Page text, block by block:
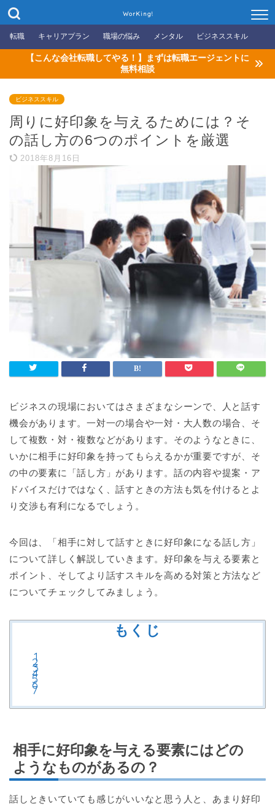
WorKing!
転職 キャリアプラン 職場の悩み メンタル ビジネススキル
【こんな会社転職してやる！】まずは転職エージェントに
無料相談
ビジネススキル
周りに好印象を与えるためには？そ
の話し方の6つのポイントを厳選
2018年8月16日
ビジネスの現場においてはさまざまなシーンで、人と話す
機会があります。一対一の場合や一対・大人数の場合、そ
して複数・対・複数などがあります。そのようなときに、
いかに相手に好印象を持ってもらえるかが重要ですが、そ
の中の要素に「話し方」があります。話の内容や提案・ア
ドバイスだけではなく、話すときの方法も気を付けるとよ
り交渉も有利になるでしょう。
今回は、「相手に対して話すときに好印象になる話し方」
について詳しく解説していきます。好印象を与える要素と
ポイント、そしてより話すスキルを高める対策と方法など
についてチェックしてみましょう。
もくじ
相手に好印象を与える要素にはどの
ようなものがあるの？
話しときいていても感じがいいなと思う人と、あまり好印